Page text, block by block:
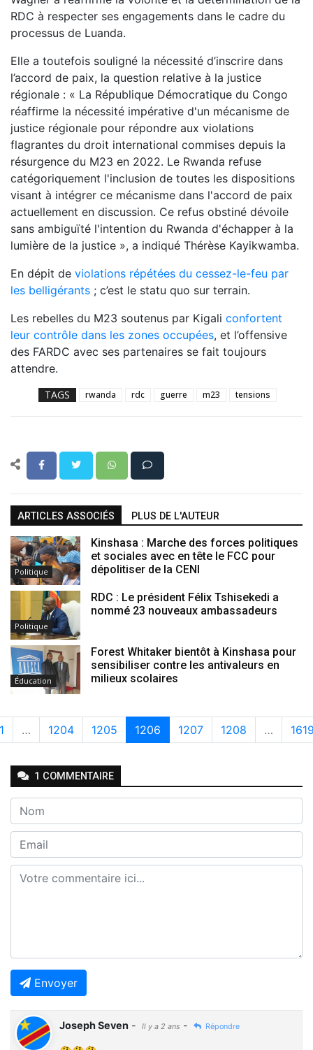
RDC à respecter ses engagements dans le cadre du
processus de Luanda.
Elle a toutefois souligné la nécessité d’inscrire dans
l’accord de paix, la question relative à la justice
régionale : « La République Démocratique du Congo
réaffirme la nécessité impérative d'un mécanisme de
justice régionale pour répondre aux violations
flagrantes du droit international commises depuis la
résurgence du M23 en 2022. Le Rwanda refuse
catégoriquement l'inclusion de toutes les dispositions
visant à intégrer ce mécanisme dans l'accord de paix
actuellement en discussion. Ce refus obstiné dévoile
sans ambiguïté l'intention du Rwanda d'échapper à la
lumière de la justice », a indiqué Thérèse Kayikwamba.
En dépit de violations répétées du cessez-le-feu par
les belligérants ; c’est le statu quo sur terrain.
Les rebelles du M23 soutenus par Kigali confortent
leur contrôle dans les zones occupées, et l’offensive
des FARDC avec ses partenaires se fait toujours
attendre.
TAGS rwanda rdc guerre m23 tensions
ARTICLES ASSOCIÉS PLUS DE L'AUTEUR
Politique
Kinshasa : Marche des forces politiques
et sociales avec en tête le FCC pour
dépolitiser de la CENI
Politique
RDC : Le président Félix Tshisekedi a
nommé 23 nouveaux ambassadeurs
Éducation
Forest Whitaker bientôt à Kinshasa pour
sensibiliser contre les antivaleurs en
milieux scolaires
… 1204 1205 1206 1207 1208 …
1 COMMENTAIRE
Envoyer
Joseph Seven - Il y a 2 ans - Répondre